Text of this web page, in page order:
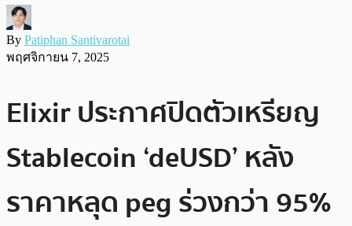
By Patiphan Santivarotai
พฤศจิกายน 7, 2025
Elixir ประกาศปิดตัวเหรียญ
Stablecoin ‘deUSD’ หลัง
ราคาหลุด peg ร่วงกว่า 95%